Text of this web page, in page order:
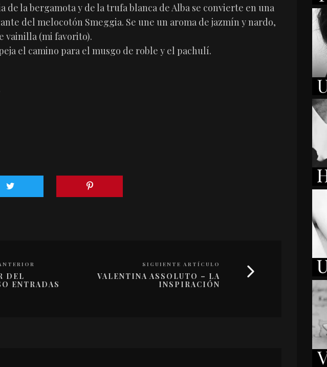
de la bergamota y de la trufa blanca de Alba se convierte en una
del melocotón Smeggia. Se une un aroma de jazmín y nardo,
vainilla (mi favorito).
el camino para el musgo de roble y el pachulí.
DEL
ENTRADAS
SIGUIENTE ARTÍCULO
VALENTINA ASSOLUTO – LA
INSPIRACIÓN